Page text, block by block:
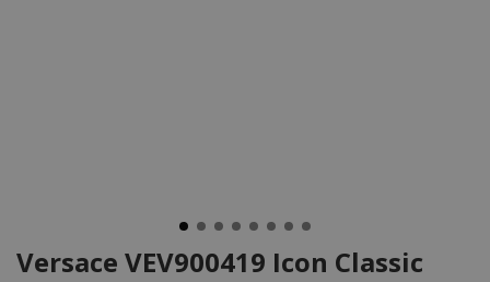
Versace VEV900419 Icon Classic